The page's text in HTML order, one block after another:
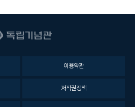
이용약관
저작권정책